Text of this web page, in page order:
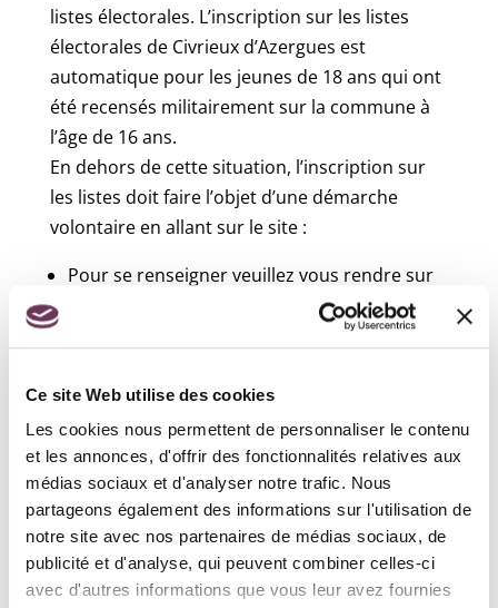
Ce site Web utilise des cookies
Les cookies nous permettent de personnaliser le contenu
et les annonces, d'offrir des fonctionnalités relatives aux
médias sociaux et d'analyser notre trafic. Nous
partageons également des informations sur l'utilisation de
notre site avec nos partenaires de médias sociaux, de
publicité et d'analyse, qui peuvent combiner celles-ci
avec d'autres informations que vous leur avez fournies
listes électorales. L’inscription sur les listes
électorales de Civrieux d’Azergues est
automatique pour les jeunes de 18 ans qui ont
été recensés militairement sur la commune à
l’âge de 16 ans.
En dehors de cette situation, l’inscription sur
les listes doit faire l’objet d’une démarche
volontaire en allant sur le site :
Pour se renseigner veuillez vous rendre sur
Recensement militaire :
Tous les jeunes Français (filles ou garçons)
ayant atteint l’âge de 16 ans doivent
spontanément se faire recenser auprès de leur
mairie (ou du consulat s’ils habitent à
l’étranger). Cette formalité est obligatoire pour
pouvoir se présenter aux concours et examens
publics. Cette démarche enclenche